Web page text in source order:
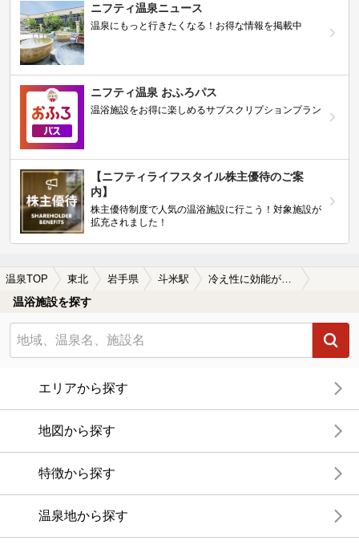
ニフティ温泉ニュース
温泉にもっと行きたくなる！お得な情報を掲載中
ニフティ温泉 おふろパス
温浴施設をお得に楽しめるサブスクリプションプラン
【ニフティライフスタイル株主優待のご案
内】
株主優待制度で人気の温浴施設に行こう！対象施設が
拡充されました！
温泉TOP 東北 岩手県 斗米駅
温浴施設を探す
エリアから探す
地図から探す
特徴から探す
温泉地から探す